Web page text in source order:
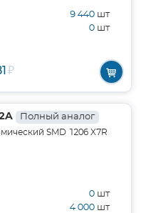
9 440 шт
0 шт
₽
Полный аналог
SMD 1206 X7R
0 шт
4 000 шт